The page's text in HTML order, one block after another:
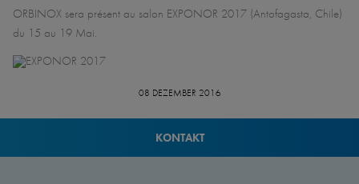
ORBINOX sera présent au salon EXPONOR 2017 (Antofagasta, Chile)
du 15 au 19 Mai.
08 DEZEMBER 2016
KONTAKT